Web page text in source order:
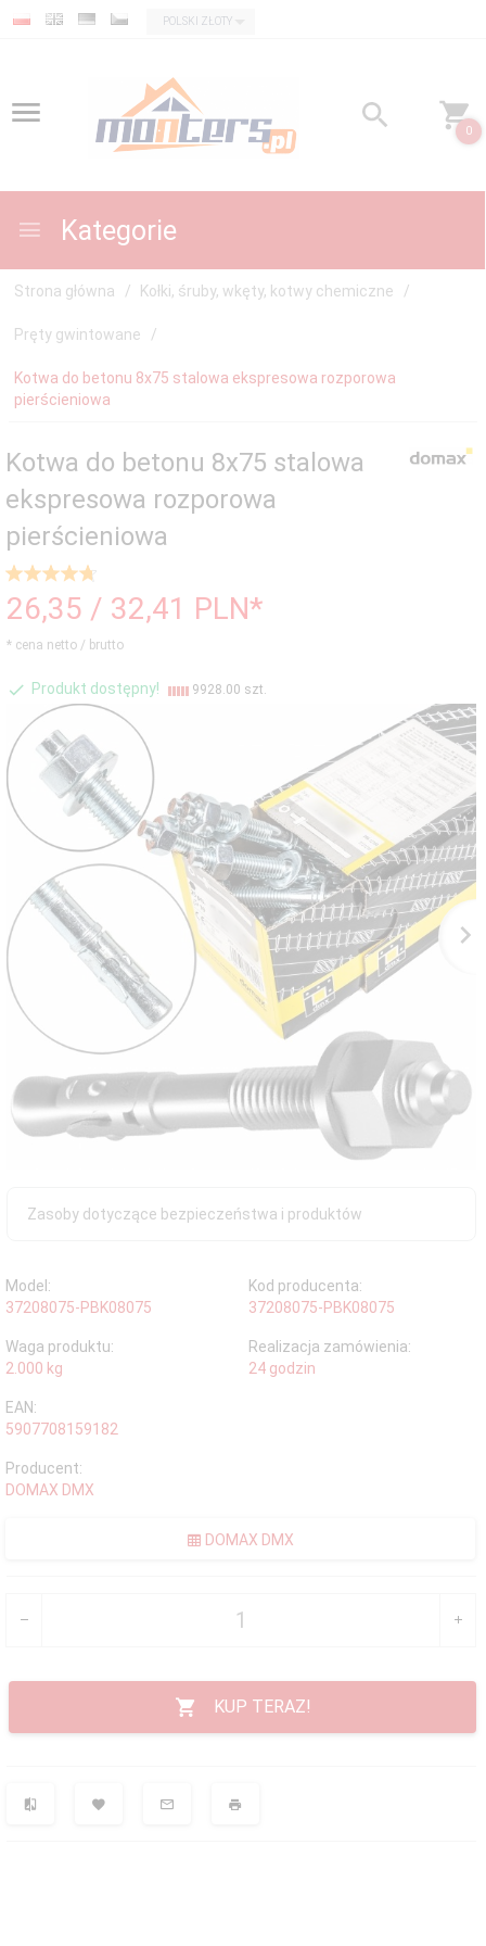
currency_h
POLSKI ZŁOTY
0
Kategorie
Strona główna Kołki, śruby, wkęty, kotwy chemiczne
Pręty gwintowane
Kotwa do betonu 8x75 stalowa ekspresowa rozporowa
pierścieniowa
Kotwa do betonu 8x75 stalowa
ekspresowa rozporowa
pierścieniowa
26,35 / 32,41 PLN*
* cena netto / brutto
Produkt dostępny! 9928.00 szt.
Zasoby dotyczące bezpieczeństwa i produktów
Model:
37208075-PBK08075
Kod producenta:
37208075-PBK08075
Waga produktu:
2.000 kg
Realizacja zamówienia:
24 godzin
EAN:
5907708159182
Producent:
DOMAX DMX
DOMAX DMX
KUP TERAZ!